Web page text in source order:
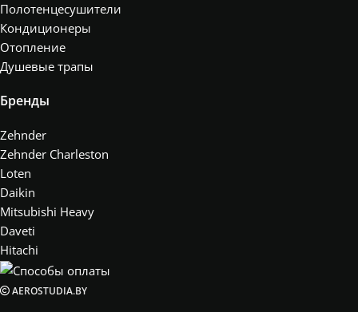
Полотенцесушители
Кондиционеры
Отопление
Душевые трапы
Бренды
Zehnder
Zehnder Charleston
Loten
Daikin
Mitsubishi Heavy
Daveti
Hitachi
AEROSTUDIA.BY